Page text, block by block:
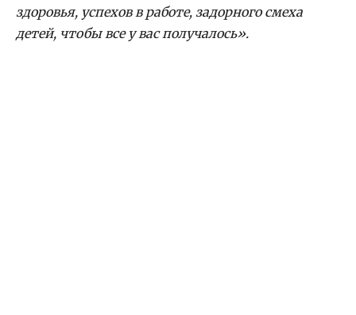
здоровья, успехов в работе, задорного смеха
детей, чтобы все у вас получалось».